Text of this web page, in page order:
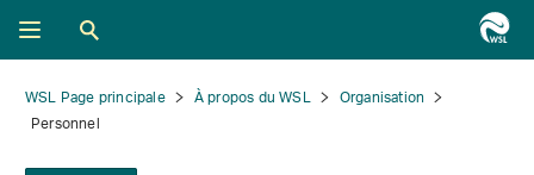
WSL Page principale À propos du WSL
Organisation
Personnel